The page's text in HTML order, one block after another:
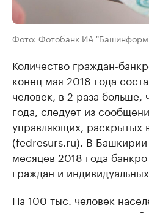
Фото: Фотобанк ИА
Количество граждан-
конец мая 2018 года
человек, в 2 раза
года, следует из
управляющих, раскрытых
(fedresurs.ru). В Башкирии
месяцев 2018 года
граждан и
На 100 тыс. человек